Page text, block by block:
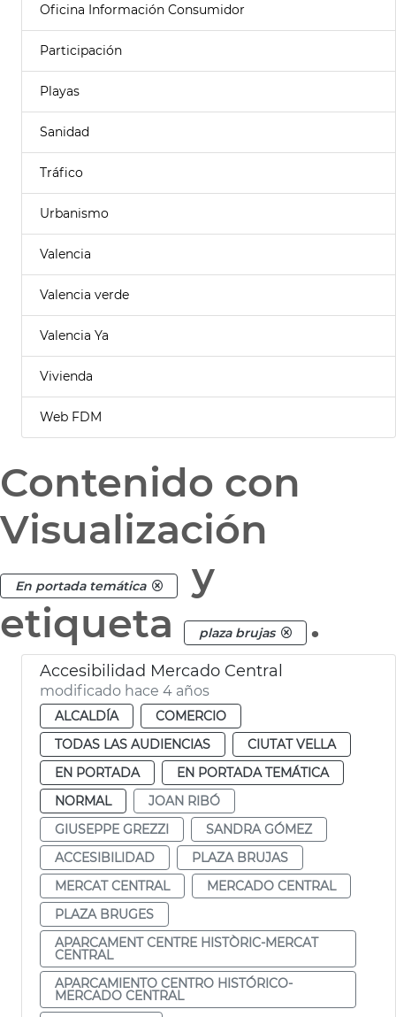
Oficina Información Consumidor
Participación
Playas
Sanidad
Tráfico
Urbanismo
Valencia
Valencia verde
Valencia Ya
Vivienda
Web FDM
Contenido con
Visualización
En portada temática
y
etiqueta
plaza brujas .
Accesibilidad Mercado Central
modificado hace 4 años
ALCALDÍA
COMERCIO
TODAS LAS AUDIENCIAS
CIUTAT VELLA
EN PORTADA
EN PORTADA TEMÁTICA
NORMAL
JOAN RIBÓ
GIUSEPPE GREZZI
SANDRA GÓMEZ
ACCESIBILIDAD
PLAZA BRUJAS
MERCAT CENTRAL
MERCADO CENTRAL
PLAZA BRUGES
APARCAMENT CENTRE HISTÒRIC-MERCAT
CENTRAL
APARCAMIENTO CENTRO HISTÓRICO-
MERCADO CENTRAL